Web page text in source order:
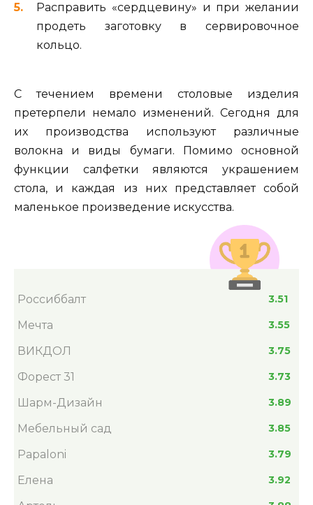
Расправить «сердцевину» и при желании
продеть заготовку в сервировочное
кольцо.
С течением времени столовые изделия
претерпели немало изменений. Сегодня для
их производства используют различные
волокна и виды бумаги. Помимо основной
функции салфетки являются украшением
стола, и каждая из них представляет собой
маленькое произведение искусства.
Россиббалт 3.51
Мечта 3.55
ВИКДОЛ 3.75
Форест 31 3.73
Шарм-Дизайн 3.89
Мебельный сад 3.85
Papaloni 3.79
Елена 3.92